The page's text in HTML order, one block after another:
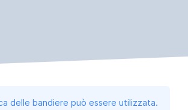
delle bandiere può essere utilizzata.